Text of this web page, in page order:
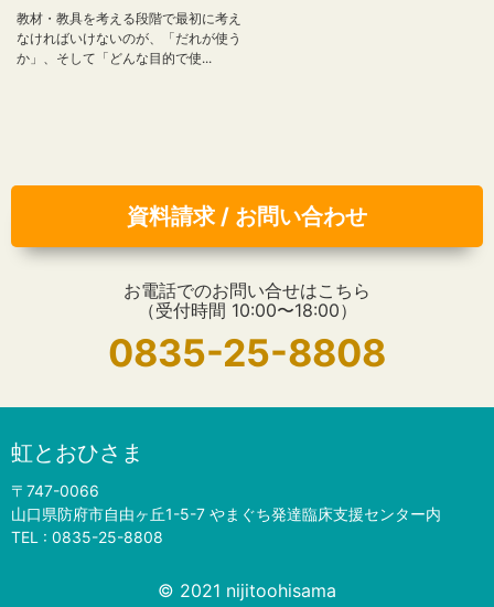
教材・教具を考える段階で最初に考え
なければいけないのが、「だれが使う
か」、そして「どんな目的で使...
資料請求 / お問い合わせ
お電話でのお問い合せはこちら
（受付時間 10:00〜18:00）
0835-25-8808
虹とおひさま
〒747-0066
山口県防府市自由ヶ丘1-5-7 やまぐち発達臨床支援センター内
TEL : 0835-25-8808
© 2021 nijitoohisama